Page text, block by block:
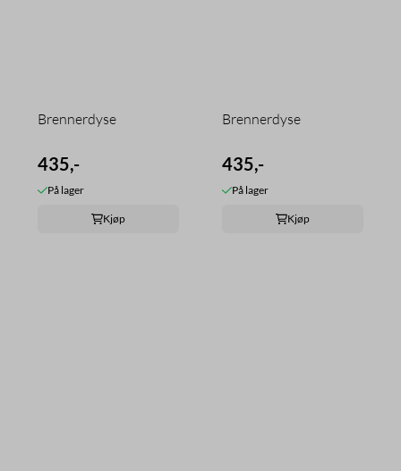
Brennerdyse
435,-
På lager
Kjøp
Brennerdyse
435,-
På lager
Kjøp